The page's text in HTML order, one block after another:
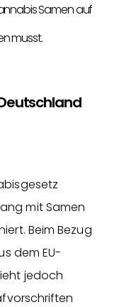
Samen auf
musst.
mit Samen
Beim Bezug
dem EU-
jedoch